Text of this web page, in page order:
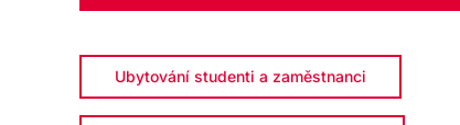
Ubytování studenti a zaměstnanci